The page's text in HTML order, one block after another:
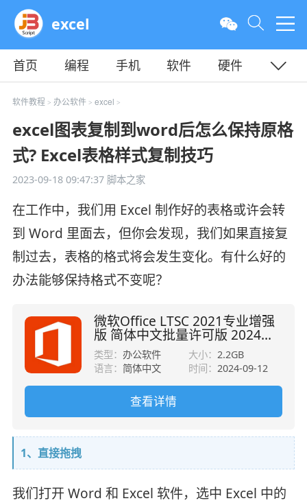
excel
首页 编程 手机 软件
硬件
教程
平面 服务器
软件教程 > 办公软件> excel >
excel图表复制到word后怎么保持原格
式? Excel表格样式复制技巧
2023-09-18 09:47:37脚本之家
在工作中，我们用 Excel 制作好的表格或许会转
到 Word 里面去，但你会发现，我们如果直接复
制过去，表格的格式将会发生变化。有什么好的
办法能够保持格式不变呢？
微软Office LTSC 2021专业增强
版 简体中文批量许可版 2024年
09月更新
类型：办公软件 大小： 2.2GB
语言： 简体中文 时间： 2024-09-12
查看详情
1、直接拖拽
我们打开 Word 和 Excel 软件，选中 Excel 中的